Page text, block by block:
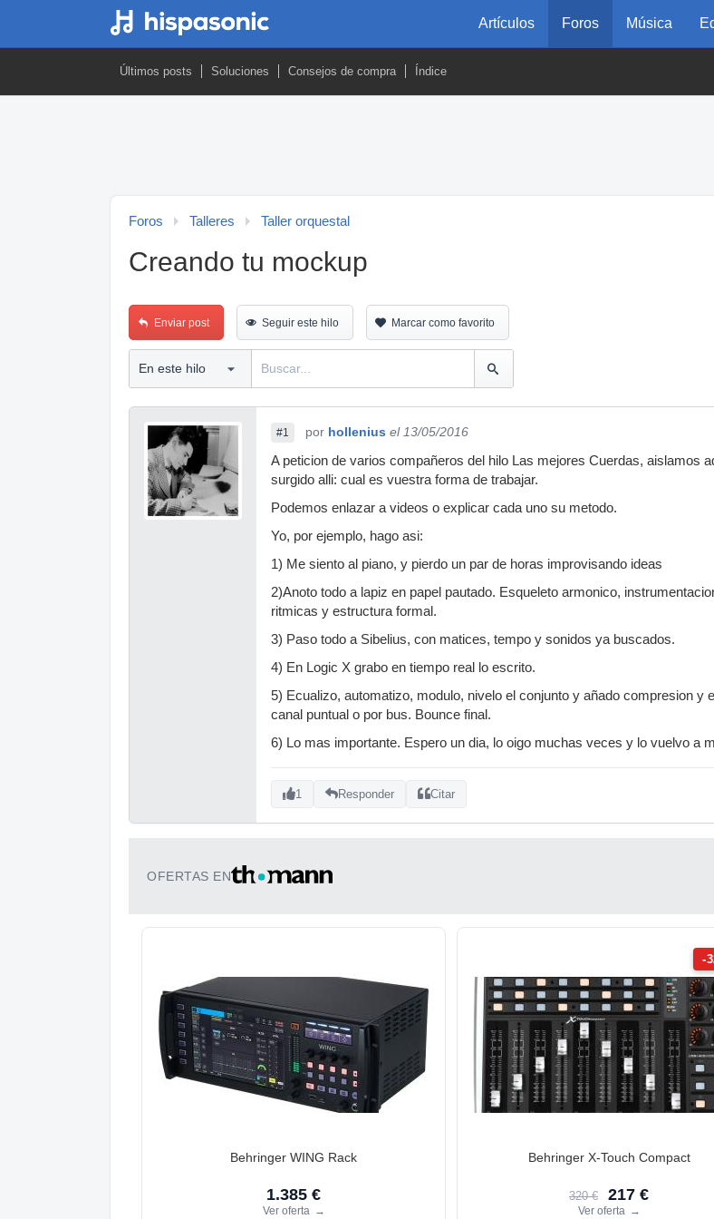
Artículos Foros Música
Últimos posts Soluciones Consejos de compra Índice
Foros Talleres Taller orquestal
Creando tu mockup
Enviar post Seguir este hilo Marcar como favorito
#1 por hollenius el 13/05/2016
A peticion de varios compañeros del hilo Las mejores Cuerdas, aislamos
surgido alli: cual es vuestra forma de trabajar.
Podemos enlazar a videos o explicar cada uno su metodo.
Yo, por ejemplo, hago asi:
1) Me siento al piano, y pierdo un par de horas improvisando ideas
2)Anoto todo a lapiz en papel pautado. Esqueleto armonico,
ritmicas y estructura formal.
3) Paso todo a Sibelius, con matices, tempo y sonidos ya buscados.
4) En Logic X grabo en tiempo real lo escrito.
5) Ecualizo, automatizo, modulo, nivelo el conjunto y añado compresion y
canal puntual o por bus. Bounce final.
6) Lo mas importante. Espero un dia, lo oigo muchas veces y lo vuelvo a
1 Responder Citar
OFERTAS EN
Behringer WING Rack
1.385 €
Ver oferta →
-
Behringer X-Touch Compact
320 € 217 €
Ver oferta →